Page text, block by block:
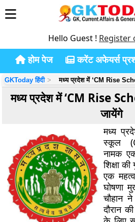
Hello Guest ! Register
होम पेज करेंट अफेयर्स
GKToday हिंदी मध्य प्रदेश में ‘CM Rise
मध्य प्रदेश में ‘CM Rise
जायेंगे
मध्य
स्कूल
नामक
शिक्षा
एक
घोषणा
चौहान
दौरान